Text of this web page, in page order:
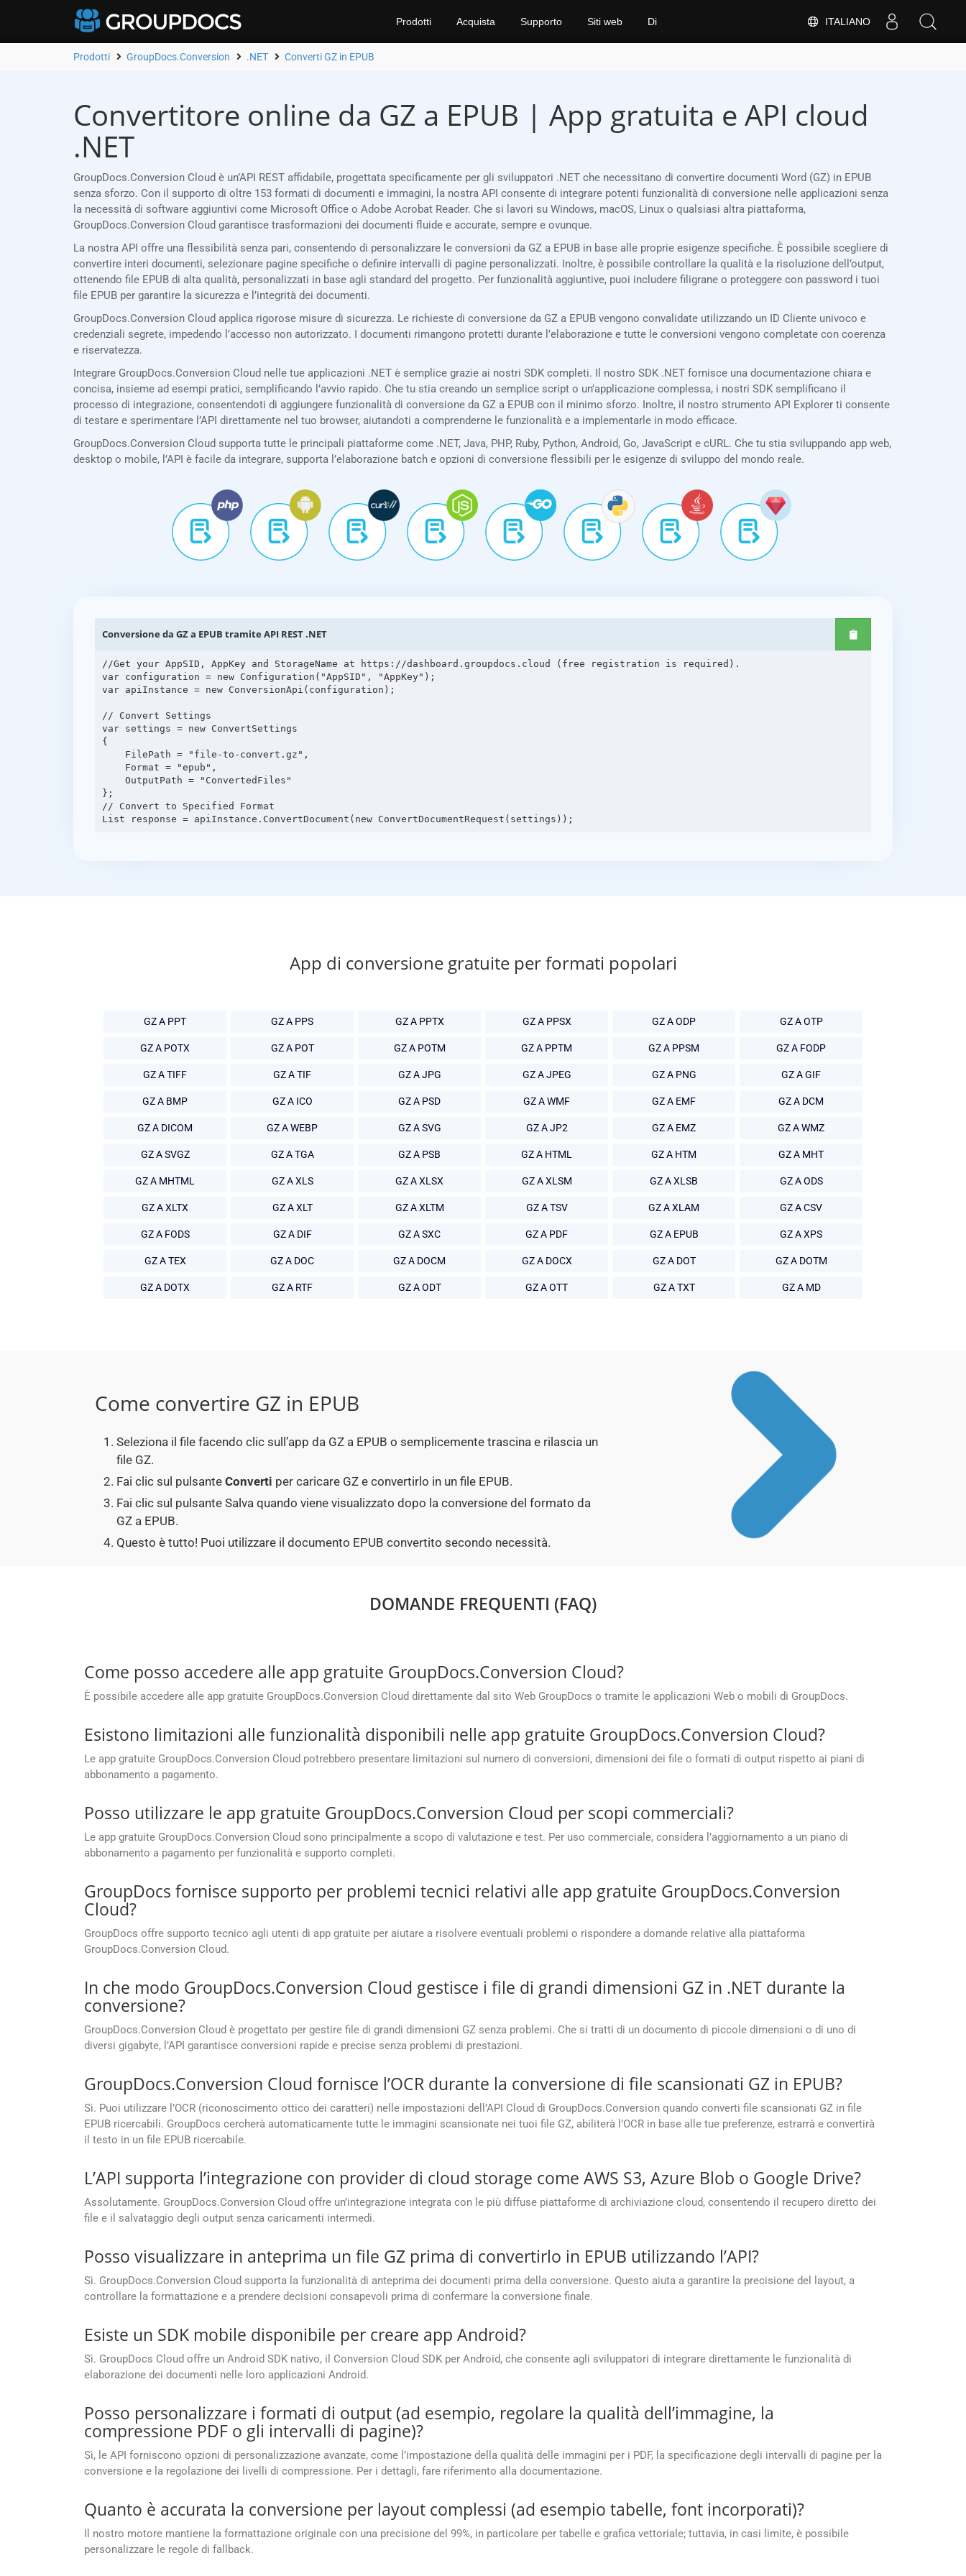
ITALIANO
Prodotti Acquista Supporto Siti web Di
Prodotti GroupDocs.Conversion .NET Converti GZ in EPUB
Convertitore online da GZ a EPUB | App gratuita e API cloud
.NET
GroupDocs.Conversion Cloud è un’API REST affidabile, progettata specificamente per gli sviluppatori .NET che necessitano di convertire documenti Word (GZ) in EPUB
senza sforzo. Con il supporto di oltre 153 formati di documenti e immagini, la nostra API consente di integrare potenti funzionalità di conversione nelle applicazioni senza
la necessità di software aggiuntivi come Microsoft Office o Adobe Acrobat Reader. Che si lavori su Windows, macOS, Linux o qualsiasi altra piattaforma,
GroupDocs.Conversion Cloud garantisce trasformazioni dei documenti fluide e accurate, sempre e ovunque.
La nostra API offre una flessibilità senza pari, consentendo di personalizzare le conversioni da GZ a EPUB in base alle proprie esigenze specifiche. È possibile scegliere di
convertire interi documenti, selezionare pagine specifiche o definire intervalli di pagine personalizzati. Inoltre, è possibile controllare la qualità e la risoluzione dell’output,
ottenendo file EPUB di alta qualità, personalizzati in base agli standard del progetto. Per funzionalità aggiuntive, puoi includere filigrane o proteggere con password i tuoi
file EPUB per garantire la sicurezza e l’integrità dei documenti.
GroupDocs.Conversion Cloud applica rigorose misure di sicurezza. Le richieste di conversione da GZ a EPUB vengono convalidate utilizzando un ID Cliente univoco e
credenziali segrete, impedendo l’accesso non autorizzato. I documenti rimangono protetti durante l’elaborazione e tutte le conversioni vengono completate con coerenza
e riservatezza.
Integrare GroupDocs.Conversion Cloud nelle tue applicazioni .NET è semplice grazie ai nostri SDK completi. Il nostro SDK .NET fornisce una documentazione chiara e
concisa, insieme ad esempi pratici, semplificando l’avvio rapido. Che tu stia creando un semplice script o un’applicazione complessa, i nostri SDK semplificano il
processo di integrazione, consentendoti di aggiungere funzionalità di conversione da GZ a EPUB con il minimo sforzo. Inoltre, il nostro strumento API Explorer ti consente
di testare e sperimentare l’API direttamente nel tuo browser, aiutandoti a comprenderne le funzionalità e a implementarle in modo efficace.
GroupDocs.Conversion Cloud supporta tutte le principali piattaforme come .NET, Java, PHP, Ruby, Python, Android, Go, JavaScript e cURL. Che tu stia sviluppando app web,
desktop o mobile, l’API è facile da integrare, supporta l’elaborazione batch e opzioni di conversione flessibili per le esigenze di sviluppo del mondo reale.
Conversione da GZ a EPUB tramite API REST .NET
//Get your AppSID, AppKey and StorageName at https://dashboard.groupdocs.cloud (free registration is required).
var configuration = new Configuration("AppSID", "AppKey");
var apiInstance = new ConversionApi(configuration);
// Convert Settings
var settings = new ConvertSettings
{
};
// Convert to Specified Format
App di conversione gratuite per formati popolari
GZ A PPT GZ A PPS GZ A PPTX GZ A PPSX GZ A ODP GZ A OTP
GZ A POTX GZ A POT GZ A POTM GZ A PPTM GZ A PPSM GZ A FODP
GZ A TIFF GZ A TIF GZ A JPG GZ A JPEG GZ A PNG GZ A GIF
GZ A BMP GZ A ICO GZ A PSD GZ A WMF GZ A EMF GZ A DCM
GZ A DICOM GZ A WEBP GZ A SVG GZ A JP2 GZ A EMZ GZ A WMZ
GZ A SVGZ GZ A TGA GZ A PSB GZ A HTML GZ A HTM GZ A MHT
GZ A MHTML GZ A XLS GZ A XLSX GZ A XLSM GZ A XLSB GZ A ODS
GZ A XLTX GZ A XLT GZ A XLTM GZ A TSV GZ A XLAM GZ A CSV
GZ A FODS GZ A DIF GZ A SXC GZ A PDF GZ A EPUB GZ A XPS
GZ A TEX GZ A DOC GZ A DOCM GZ A DOCX GZ A DOT GZ A DOTM
GZ A DOTX GZ A RTF GZ A ODT GZ A OTT GZ A TXT GZ A MD
Come convertire GZ in EPUB
Seleziona il file facendo clic sull’app da GZ a EPUB o semplicemente trascina e rilascia un
file GZ.
Fai clic sul pulsante Converti per caricare GZ e convertirlo in un file EPUB.
Fai clic sul pulsante Salva quando viene visualizzato dopo la conversione del formato da
GZ a EPUB.
Questo è tutto! Puoi utilizzare il documento EPUB convertito secondo necessità.
DOMANDE FREQUENTI (FAQ)
Come posso accedere alle app gratuite GroupDocs.Conversion Cloud?
È possibile accedere alle app gratuite GroupDocs.Conversion Cloud direttamente dal sito Web GroupDocs o tramite le applicazioni Web o mobili di GroupDocs.
Esistono limitazioni alle funzionalità disponibili nelle app gratuite GroupDocs.Conversion Cloud?
Le app gratuite GroupDocs.Conversion Cloud potrebbero presentare limitazioni sul numero di conversioni, dimensioni dei file o formati di output rispetto ai piani di
abbonamento a pagamento.
Posso utilizzare le app gratuite GroupDocs.Conversion Cloud per scopi commerciali?
Le app gratuite GroupDocs.Conversion Cloud sono principalmente a scopo di valutazione e test. Per uso commerciale, considera l’aggiornamento a un piano di
abbonamento a pagamento per funzionalità e supporto completi.
GroupDocs fornisce supporto per problemi tecnici relativi alle app gratuite GroupDocs.Conversion
Cloud?
GroupDocs offre supporto tecnico agli utenti di app gratuite per aiutare a risolvere eventuali problemi o rispondere a domande relative alla piattaforma
GroupDocs.Conversion Cloud.
In che modo GroupDocs.Conversion Cloud gestisce i file di grandi dimensioni GZ in .NET durante la
conversione?
GroupDocs.Conversion Cloud è progettato per gestire file di grandi dimensioni GZ senza problemi. Che si tratti di un documento di piccole dimensioni o di uno di
diversi gigabyte, l’API garantisce conversioni rapide e precise senza problemi di prestazioni.
GroupDocs.Conversion Cloud fornisce l’OCR durante la conversione di file scansionati GZ in EPUB?
Sì. Puoi utilizzare l’OCR (riconoscimento ottico dei caratteri) nelle impostazioni dell’API Cloud di GroupDocs.Conversion quando converti file scansionati GZ in file
EPUB ricercabili. GroupDocs cercherà automaticamente tutte le immagini scansionate nei tuoi file GZ, abiliterà l’OCR in base alle tue preferenze, estrarrà e convertirà
il testo in un file EPUB ricercabile.
L’API supporta l’integrazione con provider di cloud storage come AWS S3, Azure Blob o Google Drive?
Assolutamente. GroupDocs.Conversion Cloud offre un’integrazione integrata con le più diffuse piattaforme di archiviazione cloud, consentendo il recupero diretto dei
file e il salvataggio degli output senza caricamenti intermedi.
Posso visualizzare in anteprima un file GZ prima di convertirlo in EPUB utilizzando l’API?
Sì. GroupDocs.Conversion Cloud supporta la funzionalità di anteprima dei documenti prima della conversione. Questo aiuta a garantire la precisione del layout, a
controllare la formattazione e a prendere decisioni consapevoli prima di confermare la conversione finale.
Esiste un SDK mobile disponibile per creare app Android?
Sì. GroupDocs Cloud offre un Android SDK nativo, il Conversion Cloud SDK per Android, che consente agli sviluppatori di integrare direttamente le funzionalità di
elaborazione dei documenti nelle loro applicazioni Android.
Posso personalizzare i formati di output (ad esempio, regolare la qualità dell’immagine, la
compressione PDF o gli intervalli di pagine)?
Sì, le API forniscono opzioni di personalizzazione avanzate, come l’impostazione della qualità delle immagini per i PDF, la specificazione degli intervalli di pagine per la
conversione e la regolazione dei livelli di compressione. Per i dettagli, fare riferimento alla documentazione.
Quanto è accurata la conversione per layout complessi (ad esempio tabelle, font incorporati)?
Il nostro motore mantiene la formattazione originale con una precisione del 99%, in particolare per tabelle e grafica vettoriale; tuttavia, in casi limite, è possibile
personalizzare le regole di fallback.